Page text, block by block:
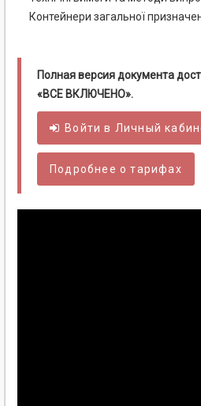
Контейнери загальної
Полная версия документа
«ВСЕ ВКЛЮЧЕНО».
Войти в Личный
Подробнее о тарифах